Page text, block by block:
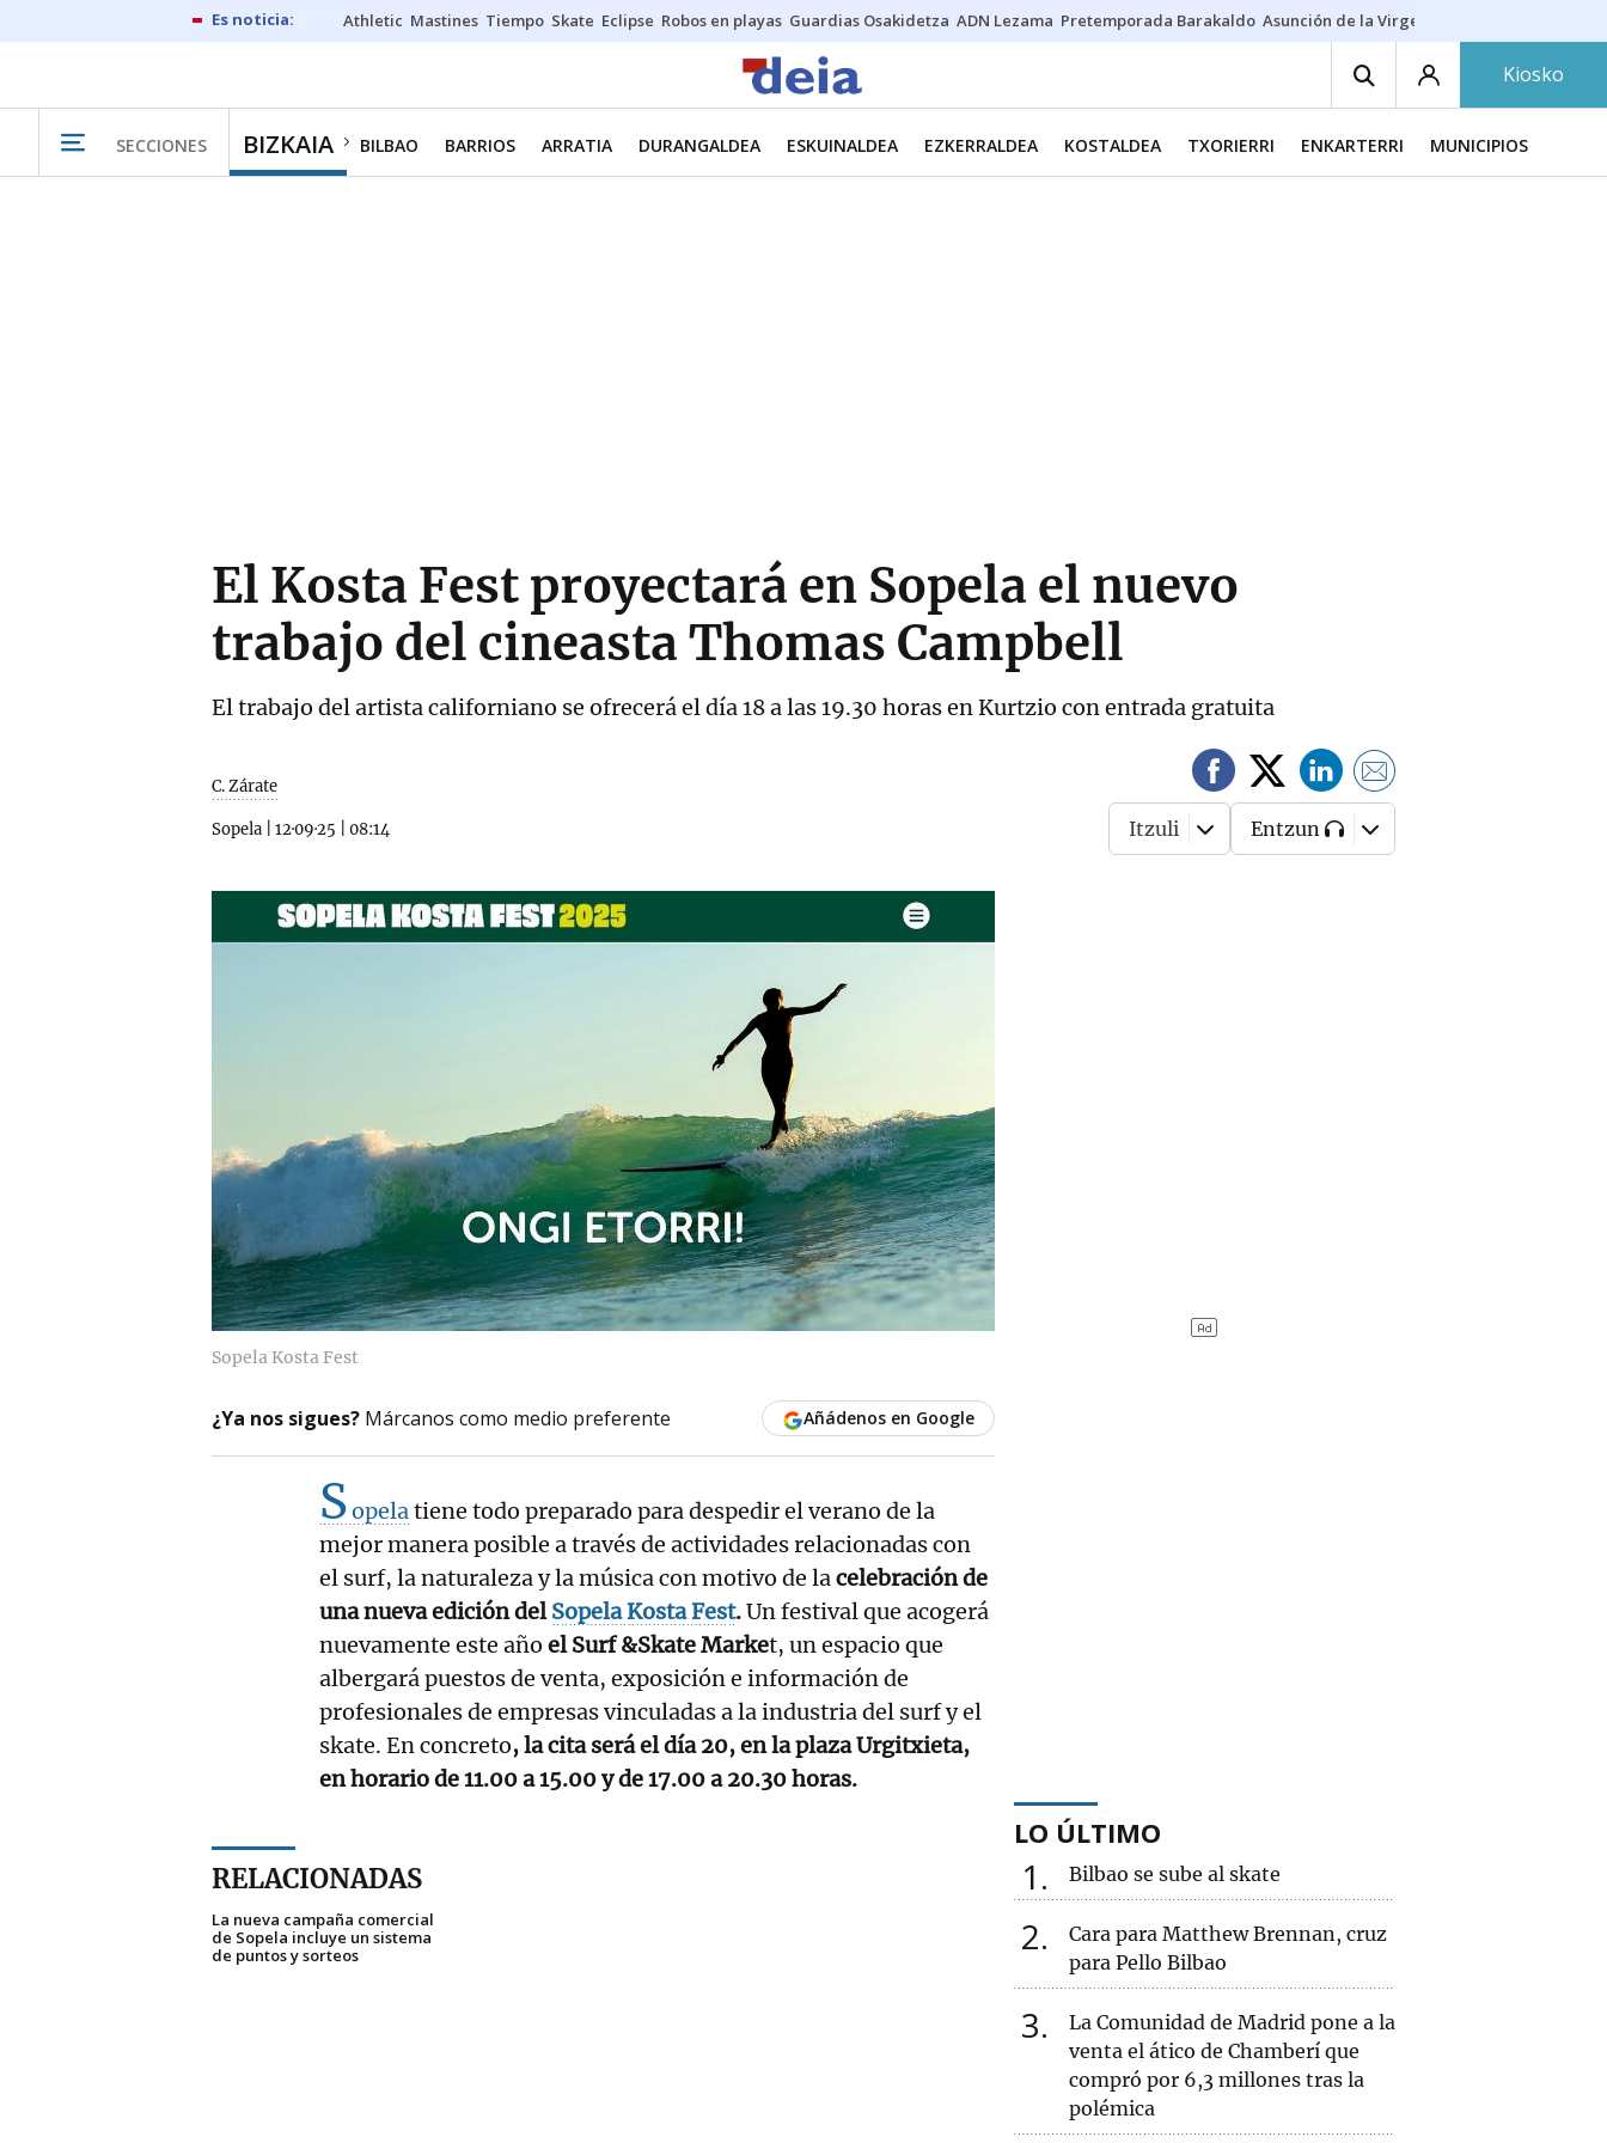
Athletic Mastines Tiempo Skate Eclipse Robos en playas Guardias Osakidetza ADN Lezama Pretemporada Barakaldo Asunción de la Virgen
Kiosko
SECCIONES BIZKAIA BILBAO BARRIOS ARRATIA DURANGALDEA ESKUINALDEA EZKERRALDEA KOSTALDEA TXORIERRI ENKARTERRI MUNICIPIOS
El Kosta Fest proyectará en Sopela el nuevo
trabajo del cineasta Thomas Campbell
El trabajo del artista californiano se ofrecerá el día 18 a las 19.30 horas en Kurtzio con entrada gratuita
C. Zárate
Sopela 12·09·25 08:14 Itzuli Entzun
Sopela Kosta Fest
¿Ya nos sigues? Márcanos como medio preferente Añádenos en Google
Sopelatiene todo preparado para despedir el verano de la
mejor manera posible a través de actividades relacionadas con
el surf, la naturaleza y la música con motivo de lacelebración de
una nueva edición delSopela Kosta Fest.Un festival que acogerá
nuevamente este año el Surf &Skate Market, un espacio que
albergará puestos de venta, exposición e información de
profesionales de empresas vinculadas a la industria del surf y el
skate. En concreto, la cita será el día 20, en la plaza Urgitxieta,
en horario de 11.00 a 15.00 y de 17.00 a 20.30 horas.
RELACIONADAS
La nueva campaña comercial
de Sopela incluye un sistema
de puntos y sorteos
LO ÚLTIMO
1 Bilbao se sube al skate
2
Cara para Matthew Brennan, cruz
para Pello Bilbao
3
La Comunidad de Madrid pone a la
venta el ático de Chamberí que
compró por 6,3 millones tras la
polémica